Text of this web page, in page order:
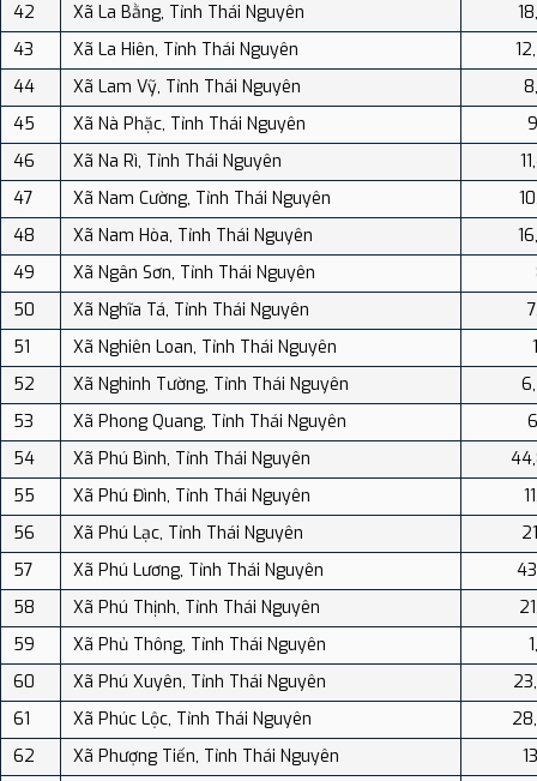
42
Xã La Bằng, Tỉnh Thái Nguyên
43
Xã La Hiên, Tỉnh Thái Nguyên
44
Xã Lam Vỹ, Tỉnh Thái Nguyên
45
Xã Nà Phặc, Tỉnh Thái Nguyên
46
Xã Na Rì, Tỉnh Thái Nguyên
47
Xã Nam Cường, Tỉnh Thái Nguyên
48
Xã Nam Hòa, Tỉnh Thái Nguyên
49
Xã Ngân Sơn, Tỉnh Thái Nguyên
50
Xã Nghĩa Tá, Tỉnh Thái Nguyên
51
Xã Nghiên Loan, Tỉnh Thái Nguyên
52
Xã Nghinh Tường, Tỉnh Thái Nguyên
53
Xã Phong Quang, Tỉnh Thái Nguyên
54
Xã Phú Bình, Tỉnh Thái Nguyên
55
Xã Phú Đình, Tỉnh Thái Nguyên
56
Xã Phú Lạc, Tỉnh Thái Nguyên
57
Xã Phú Lương, Tỉnh Thái Nguyên
58
Xã Phú Thịnh, Tỉnh Thái Nguyên
59
Xã Phủ Thông, Tỉnh Thái Nguyên
60
Xã Phú Xuyên, Tỉnh Thái Nguyên
61
Xã Phúc Lộc, Tỉnh Thái Nguyên
62
Xã Phượng Tiến, Tỉnh Thái Nguyên